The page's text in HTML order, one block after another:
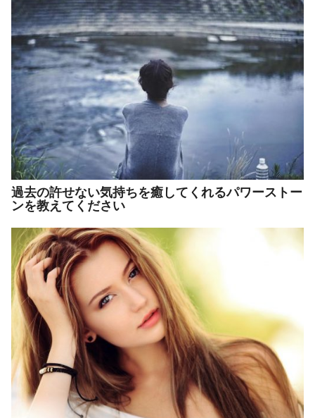
過去の許せない気持ちを癒してくれるパワーストー
ンを教えてください